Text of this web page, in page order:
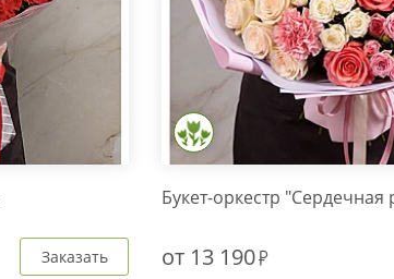
Заказать
Букет-оркестр "Сердечная
от 13 190